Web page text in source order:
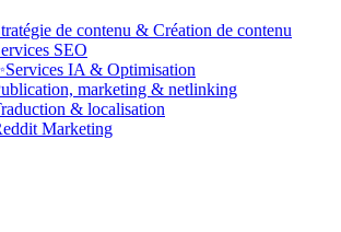
de contenu & Création de contenu
SEO
IA & Optimisation
marketing & netlinking
& localisation
Marketing